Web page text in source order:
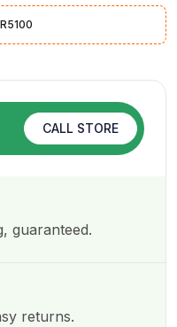
CALL STORE
guaranteed.
returns.